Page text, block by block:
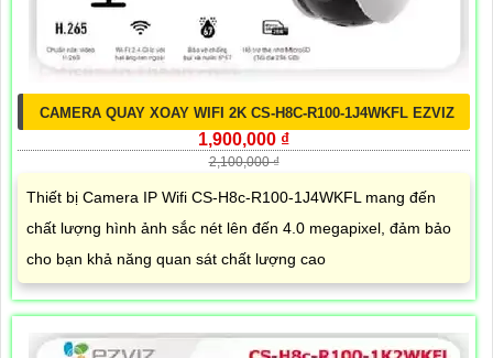
CAMERA QUAY XOAY WIFI 2K CS-H8C-R100-1J4WKFL EZVIZ
1,900,000 ₫
2,100,000 ₫
Thiết bị Camera IP Wifi CS-H8c-R100-1J4WKFL mang đến
chất lượng hình ảnh sắc nét lên đến 4.0 megapixel, đảm bảo
cho bạn khả năng quan sát chất lượng cao